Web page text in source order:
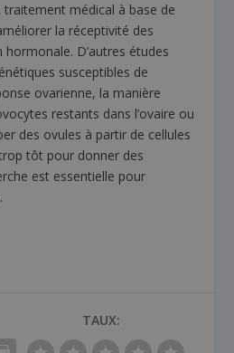
traitement médical à base de
la réceptivité des
D’autres études
susceptibles de
ovarienne, la manière
restants dans l’ovaire ou
des ovules à partir de cellules
tôt pour donner des
est essentielle pour
TAUX: